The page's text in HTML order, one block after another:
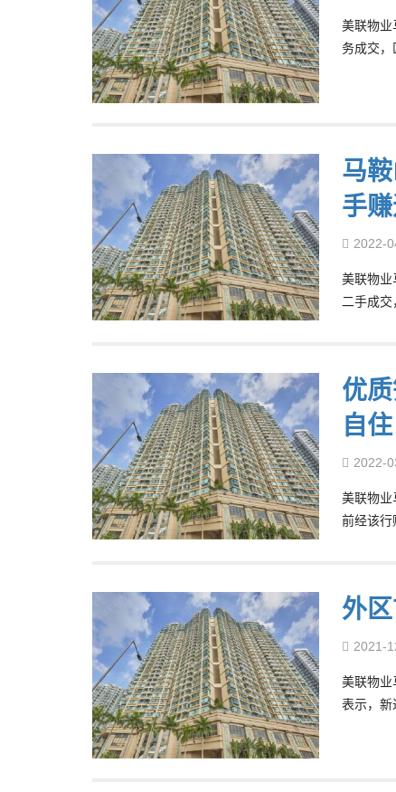
美联物业
务成交，
马
手
2022-
美联物业
二手成
优
自住
2022-
美联物业
前经该行
外
2021-
美联物
表示，